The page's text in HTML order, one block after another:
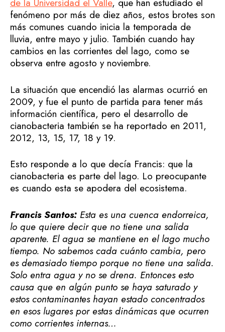
de la Universidad el Valle, que han estudiado el
fenómeno por más de diez años, estos brotes son
más comunes cuando inicia la temporada de
lluvia, entre mayo y julio. También cuando hay
cambios en las corrientes del lago, como se
observa entre agosto y noviembre.
La situación que encendió las alarmas ocurrió en
2009, y fue el punto de partida para tener más
información científica, pero el desarrollo de
cianobacteria también se ha reportado en 2011,
2012, 13, 15, 17, 18 y 19.
Esto responde a lo que decía Francis: que la
cianobacteria es parte del lago. Lo preocupante
es cuando esta se apodera del ecosistema.
Francis Santos: Esta es una cuenca endorreica,
lo que quiere decir que no tiene una salida
aparente. El agua se mantiene en el lago mucho
tiempo. No sabemos cada cuánto cambia, pero
es demasiado tiempo porque no tiene una salida.
Solo entra agua y no se drena. Entonces esto
causa que en algún punto se haya saturado y
estos contaminantes hayan estado concentrados
en esos lugares por estas dinámicas que ocurren
como corrientes internas…